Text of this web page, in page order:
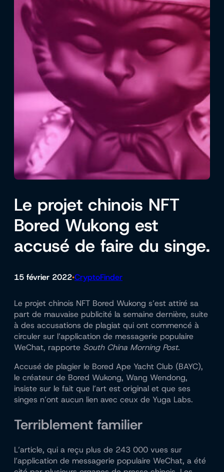
Le projet chinois NFT
Bored Wukong est
accusé de faire du singe.
15 février 2022•CryptoFinder
Le projet chinois NFT Bored Wukong s’est attiré sa
part de mauvaise publicité la semaine dernière, suite
à des accusations de plagiat qui ont commencé à
circuler sur l’application de messagerie populaire
WeChat, rapporte South China Morning Post.
Accusé de plagier le Bored Ape Yacht Club (BAYC),
le créateur de Bored Wukong, Wang Wendong,
insiste sur le fait que l’art est original et que ses
singes n’ont aucun lien avec ceux de Yuga Labs.
Terriblement familier
L’article, qui a reçu plus de 243 000 vues sur
l’application de messagerie populaire WeChat, a été